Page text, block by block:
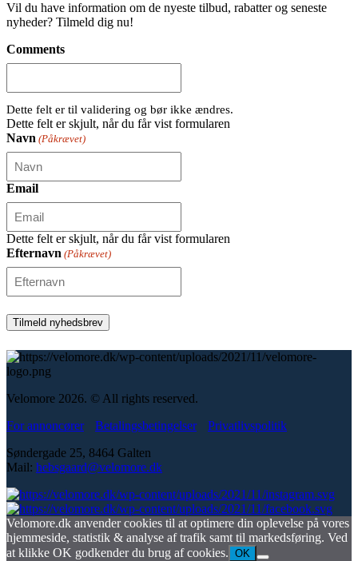
Vil du have information om de nyeste tilbud, rabatter og seneste
nyheder? Tilmeld dig nu!
Comments
Dette felt er til validering og bør ikke ændres.
Dette felt er skjult, når du får vist formularen
Navn (Påkrævet)
Email
Dette felt er skjult, når du får vist formularen
Efternavn (Påkrævet)
Velomore 2026. © All rights reserved.
For annoncører
Betalingsbetingelser
Privatlivspolitik
Søndergade 25, 8464 Galten
Mail: hebsgaard@velomore.dk
Velomore.dk anvender cookies til at optimere din oplevelse på vores
hjemmeside, statistik & analyse af trafik samt til markedsføring. Ved
at klikke OK godkender du brug af cookies. OK